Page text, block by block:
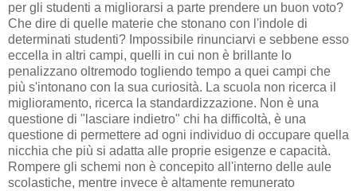
per gli studenti a migliorarsi a parte prendere un buon voto?
Che dire di quelle materie che stonano con l'indole di
determinati studenti? Impossibile rinunciarvi e sebbene esso
eccella in altri campi, quelli in cui non è brillante lo
penalizzano oltremodo togliendo tempo a quei campi che
più s'intonano con la sua curiosità. La scuola non ricerca il
miglioramento, ricerca la standardizzazione. Non è una
questione di "lasciare indietro" chi ha difficoltà, è una
questione di permettere ad ogni individuo di occupare quella
nicchia che più si adatta alle proprie esigenze e capacità.
Rompere gli schemi non è concepito all'interno delle aule
scolastiche, mentre invece è altamente remunerato